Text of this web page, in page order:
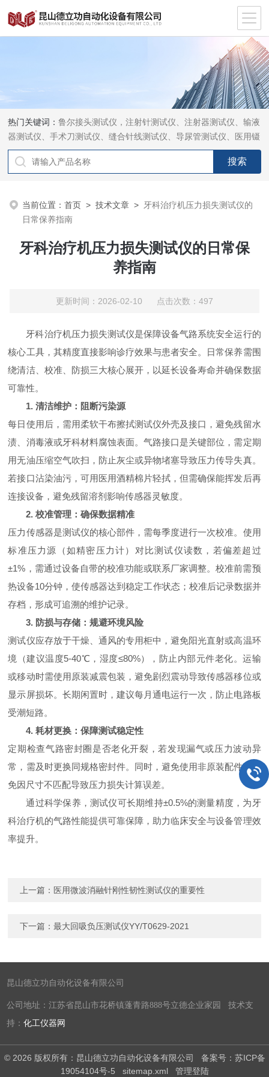
热门关键词：鲁尔接头测试仪，注射针测试仪、注射器测试仪、输液
器测试仪、手术刀测试仪、缝合针线测试仪、导尿管测试仪、医用镊
钳测试仪、导引管导丝测试仪、针灸针测试仪、留置针测试仪
当前位置：首页 >技术文章 > 牙科治疗机压力损失测试仪的
日常保养指南
牙科治疗机压力损失测试仪的日常保
养指南
更新时间：2026-02-10 点击次数：497
牙科治疗机压力损失测试仪是保障设备气路系统安全运行的
核心工具，其精度直接影响诊疗效果与患者安全。日常保养需围
绕清洁、校准、防损三大核心展开，以延长设备寿命并确保数据
可靠性。
1. 清洁维护：阻断污染源
每日使用后，需用柔软干布擦拭测试仪外壳及接口，避免残留水
渍、消毒液或牙科材料腐蚀表面。气路接口是关键部位，需定期
用无油压缩空气吹扫，防止灰尘或异物堵塞导致压力传导失真。
若接口沾染油污，可用医用酒精棉片轻拭，但需确保能挥发后再
连接设备，避免残留溶剂影响传感器灵敏度。
2. 校准管理：确保数据精准
压力传感器是测试仪的核心部件，需每季度进行一次校准。使用
标准压力源（如精密压力计）对比测试仪读数，若偏差超过
±1%，需通过设备自带的校准功能或联系厂家调整。校准前需预
热设备10分钟，使传感器达到稳定工作状态；校准后记录数据并
存档，形成可追溯的维护记录。
3. 防损与存储：规避环境风险
测试仪应存放于干燥、通风的专用柜中，避免阳光直射或高温环
境（建议温度5-40℃，湿度≤80%），防止内部元件老化。运输
或移动时需使用原装减震包装，避免剧烈震动导致传感器移位或
显示屏损坏。长期闲置时，建议每月通电运行一次，防止电路板
受潮短路。
4. 耗材更换：保障测试稳定性
定期检查气路密封圈是否老化开裂，若发现漏气或压力波动异
常，需及时更换同规格密封件。同时，避免使用非原装配件，以
免因尺寸不匹配导致压力损失计算误差。
通过科学保养，测试仪可长期维持±0.5%的测量精度，为牙
科治疗机的气路性能提供可靠保障，助力临床安全与设备管理效
率提升。
上一篇： 医用微波消融针刚性韧性测试仪的重要性
下一篇：最大回吸负压测试仪YY/T0629-2021
昆山德立功自动化设备有限公司
公司地址：江苏省昆山市花桥镇蓬青路888号立德企业家园 技术支
持：化工仪器网
© 2026 版权所有：昆山德立功自动化设备有限公司 备案号：苏ICP备
19054104号-5
sitemap.xml 管理登陆